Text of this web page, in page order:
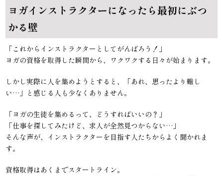
ヨガインストラクターになったら最初にぶつ
かる壁
「これからインストラクターとしてがんばろう！」
ヨガの資格を取得した瞬間から、ワクワクする日々が始まります。
しかし実際に人を集めようとすると、「あれ、思ったより難し
い…」と感じる人も少なくありません。
「ヨガの生徒を集めるって、どうすればいいの？」
「仕事を探してみたけど、求人が全然見つからない…」
そんな声が、インストラクターを目指す人たちからよく聞かれま
す。
資格取得はあくまでスタートライン。